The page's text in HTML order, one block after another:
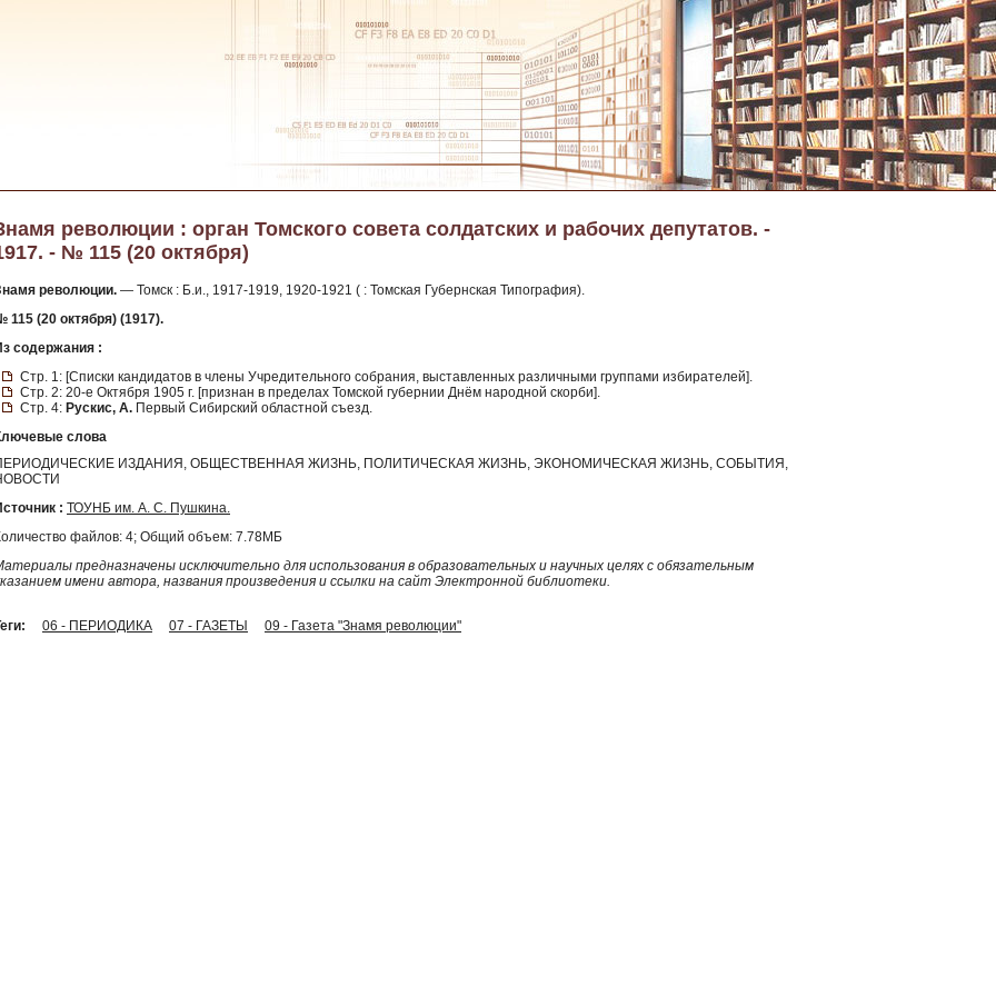
революции : орган Томского совета солдатских и рабочих депутатов. -
- № 115 (20 октября)
революции. — Томск : Б.и., 1917-1919, 1920-1921 ( : Томская Губернская Типография).
115 (20 октября) (1917).
содержания :
Стр. 1: [Списки кандидатов в члены Учредительного собрания, выставленных различными группами избирателей].
Стр. 2: 20-е Октября 1905 г. [признан в пределах Томской губернии Днём народной скорби].
Стр. 4: Рускис, А. Первый Сибирский областной съезд.
слова
ИЗДАНИЯ, ОБЩЕСТВЕННАЯ ЖИЗНЬ, ПОЛИТИЧЕСКАЯ ЖИЗНЬ, ЭКОНОМИЧЕСКАЯ ЖИЗНЬ, СОБЫТИЯ,
: ТОУНБ им. А. С. Пушкина.
файлов: 4; Общий объем: 7.78МБ
предназначены исключительно для использования в образовательных и научных целях с обязательным
имени автора, названия произведения и ссылки на сайт Электронной библиотеки.
06 - ПЕРИОДИКА 07 - ГАЗЕТЫ 09 - Газета "Знамя революции"